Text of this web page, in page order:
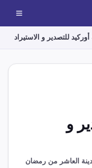
للتصدير و الاستيراد
و
العاشر من رمضان